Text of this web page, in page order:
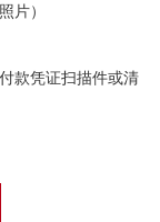
片）
款凭证扫描件或清